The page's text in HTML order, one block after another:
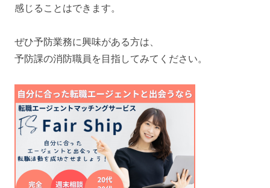
感じることはできます。
ぜひ予防業務に興味がある方は、
予防課の消防職員を目指してみてください。